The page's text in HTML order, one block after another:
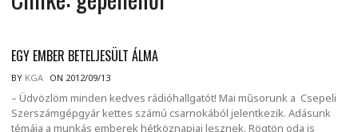
EGY EMBER BETELJESÜLT ÁLMA
BY KGA ON 2012/09/13
– Üdvözlöm minden kedves rádióhallgatót! Mai műsorunk a Csepeli
Szerszámgépgyár kettes számú csarnokából jelentkezik. Adásunk
témája a munkás emberek hétköznapjai lesznek. Rögtön oda is